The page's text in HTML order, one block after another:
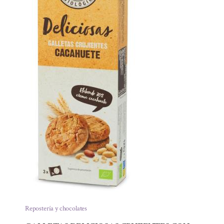
Repostería y chocolates